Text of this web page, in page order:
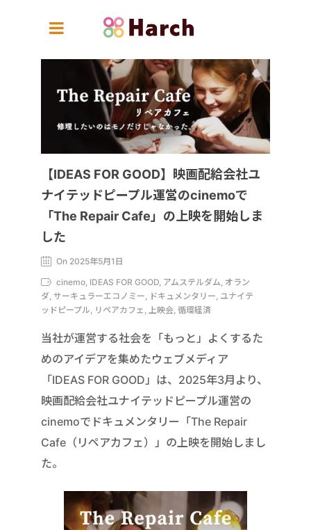
【IDEAS FOR GOOD】映画配給会社ユ
ナイテッドピープル運営のcinemoで
「The Repair Cafe」の上映を開始しま
した
On 2025年5月1日
cinemo, IDEAS FOR GOOD, アムステルダム, オラン
ダ, サーキュラーエコノミー, ドキュメンタリー, ユナイテ
ッドピープル, リペアカフェ, 上映会, 循環経済
当社が運営する社会を「もっと」よくするた
めのアイデアを集めたウェブメディア
「IDEAS FOR GOOD」は、2025年3月より、
映画配給会社ユナイテッドピープル運営の
cinemoでドキュメンタリー「The Repair
Cafe（リペアカフェ）」の上映を開始しまし
た。